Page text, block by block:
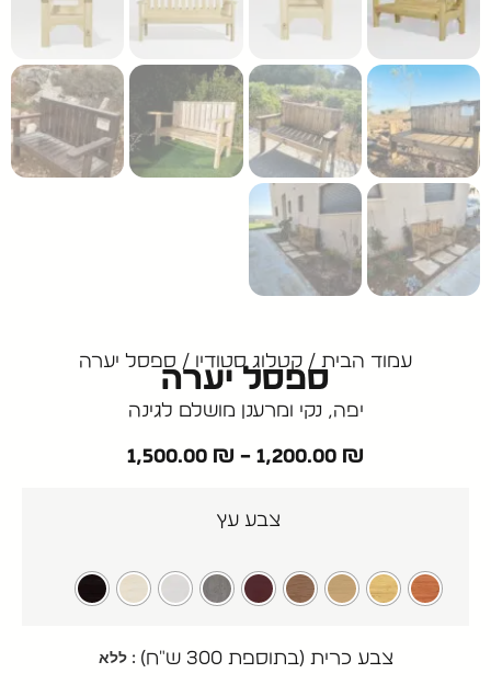
עמוד הבית / קטלוג סטודיו / ספסל יערה
ספסל יערה
יפה, נקי ומרענן מושלם לגינה
1,200.00 ₪
–
1,500.00 ₪
צבע עץ
צבע כרית (בתוספת 300 ש"ח) : ללא